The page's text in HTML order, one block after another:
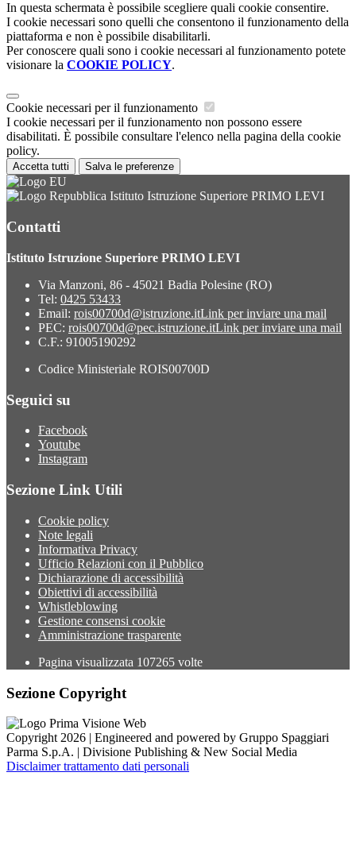
In questa schermata è possibile scegliere quali cookie consentire.
I cookie necessari sono quelli che consentono il funzionamento della
piattaforma e non è possibile disabilitarli.
Per conoscere quali sono i cookie necessari al funzionamento potete
visionare la COOKIE POLICY.
Cookie necessari per il funzionamento
I cookie necessari per il funzionamento non possono essere
disabilitati. È possibile consultare l'elenco nella pagina della cookie
policy.
Accetta tutti Salva le preferenze
Istituto Istruzione Superiore PRIMO LEVI
Contatti
Istituto Istruzione Superiore PRIMO LEVI
Via Manzoni, 86 - 45021 Badia Polesine (RO)
Tel: 0425 53433
Email: rois00700d@istruzione.itLink per inviare una mail
PEC: rois00700d@pec.istruzione.itLink per inviare una mail
C.F.: 91005190292
Codice Ministeriale ROIS00700D
Seguici su
Facebook
Youtube
Instagram
Sezione Link Utili
Cookie policy
Note legali
Informativa Privacy
Ufficio Relazioni con il Pubblico
Dichiarazione di accessibilità
Obiettivi di accessibilità
Whistleblowing
Gestione consensi cookie
Amministrazione trasparente
Pagina visualizzata 107265 volte
Sezione Copyright
Copyright 2026 | Engineered and powered by Gruppo Spaggiari
Parma S.p.A. | Divisione Publishing & New Social Media
Disclaimer trattamento dati personali